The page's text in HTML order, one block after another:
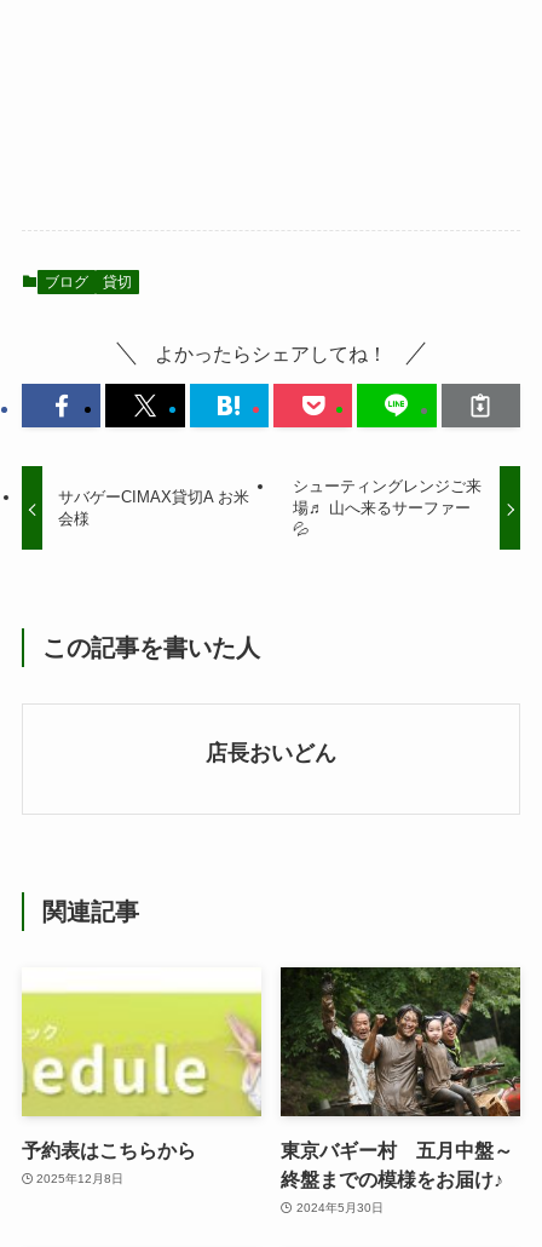
ブログ 貸切
よかったらシェアしてね！
サバゲーCIMAX貸切A お米
会様
シューティングレンジご来
場♬ 山へ来るサーファー
💦
この記事を書いた人
店長おいどん
関連記事
予約表はこちらから
2025年12月8日
東京バギー村 五月中盤～
終盤までの模様をお届け♪
2024年5月30日